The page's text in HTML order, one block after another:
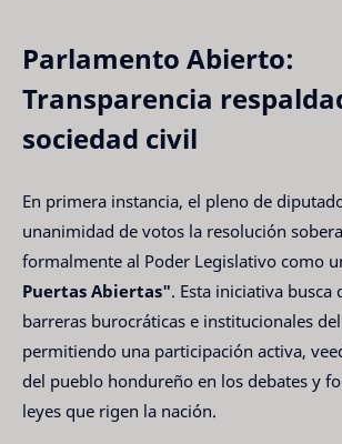
Parlamento Abierto:
Transparencia
sociedad civil
En primera instancia, el pleno de
unanimidad de votos la resolución
formalmente al Poder Legislativo como
Puertas Abiertas". Esta iniciativa busca
barreras burocráticas e institucionales
permitiendo una participación activa,
del pueblo hondureño en los debates y
leyes que rigen la nación.